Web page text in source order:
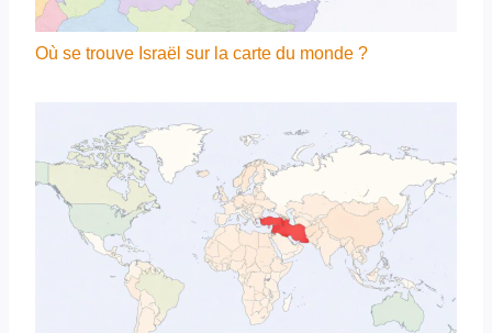
Où se trouve Israël sur la carte du monde ?